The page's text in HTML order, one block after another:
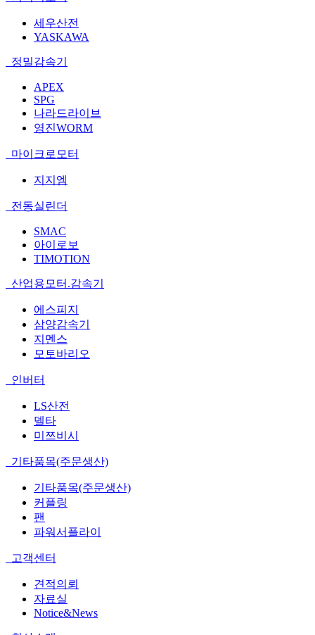
세우산전
YASKAWA
정밀감속기
APEX
SPG
나라드라이브
영진WORM
마이크로모터
지지엠
전동실린더
SMAC
아이로보
TIMOTION
산업용모터.감속기
에스피지
삼양감속기
지멘스
모토바리오
인버터
LS산전
델타
미쯔비시
기타품목(주문생산)
기타품목(주문생산)
커플링
팬
파워서플라이
고객센터
견적의뢰
자료실
Notice&News